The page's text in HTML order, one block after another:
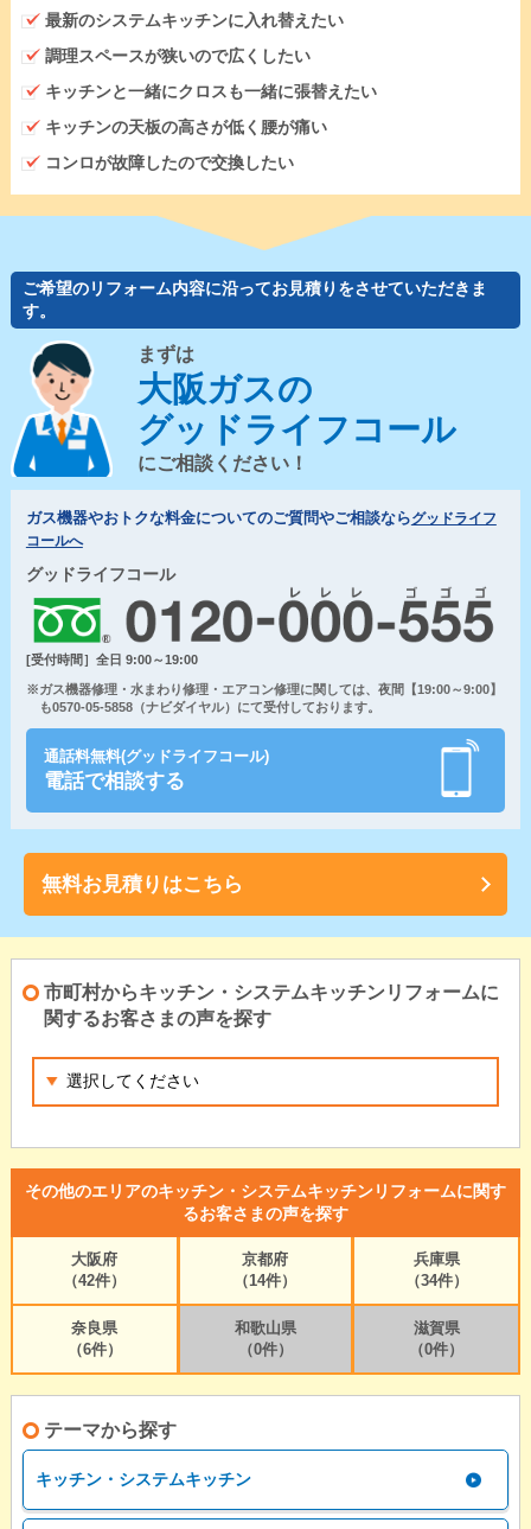
最新のシステムキッチンに入れ替えたい
調理スペースが狭いので広くしたい
キッチンと一緒にクロスも一緒に張替えたい
キッチンの天板の高さが低く腰が痛い
コンロが故障したので交換したい
ご希望のリフォーム内容に沿ってお見積りをさせていただきま
す。
まずは
大阪ガスの
グッドライフコール
にご相談ください！
ガス機器やおトクな料金についてのご質問やご相談ならグッドライフ
コールへ
グッドライフコール
[受付時間］全日 9:00～19:00
※ガス機器修理・水まわり修理・エアコン修理に関しては、夜間【19:00～9:00】
も0570-05-5858（ナビダイヤル）にて受付しております。
通話料無料(グッドライフコール)
電話で相談する
無料お見積りはこちら
市町村からキッチン・システムキッチンリフォームに
関するお客さまの声を探す
その他のエリアのキッチン・システムキッチンリフォームに関す
るお客さまの声を探す
大阪府
（42件）
京都府
（14件）
兵庫県
（34件）
奈良県
（6件）
和歌山県
（0件）
滋賀県
（0件）
テーマから探す
キッチン・システムキッチン